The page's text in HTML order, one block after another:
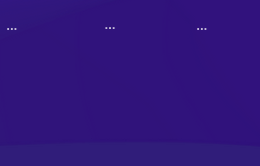
... ... ...